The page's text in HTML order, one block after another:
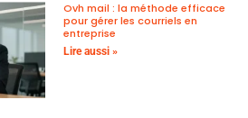
Ovh mail : la méthode efficace
pour gérer les courriels en
entreprise
Lire aussi »